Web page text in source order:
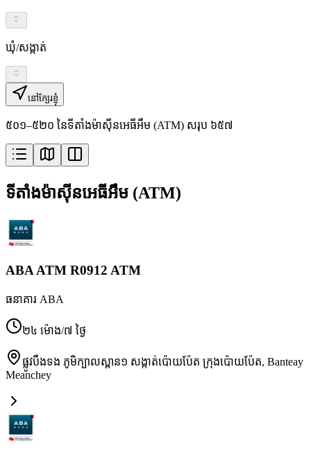
ឃុំ/សង្កាត់
នៅក្បែរខ្ញុំ
៥០១–៥២០ នៃទីតាំងម៉ាស៊ីនអេធីអឹម (ATM) សរុប ៦៥៧
ទីតាំងម៉ាស៊ីនអេធីអឹម (ATM)
ABA ATM R0912 ATM
ធនាគារ ABA
២៤ ម៉ោង/៧ ថ្ងៃ
ផ្លូវបឹងទង ភូមិក្បាលស្ពាន១ សង្កាត់ប៉ោយប៉ែត ក្រុងប៉ោយប៉ែត, Banteay
Meanchey